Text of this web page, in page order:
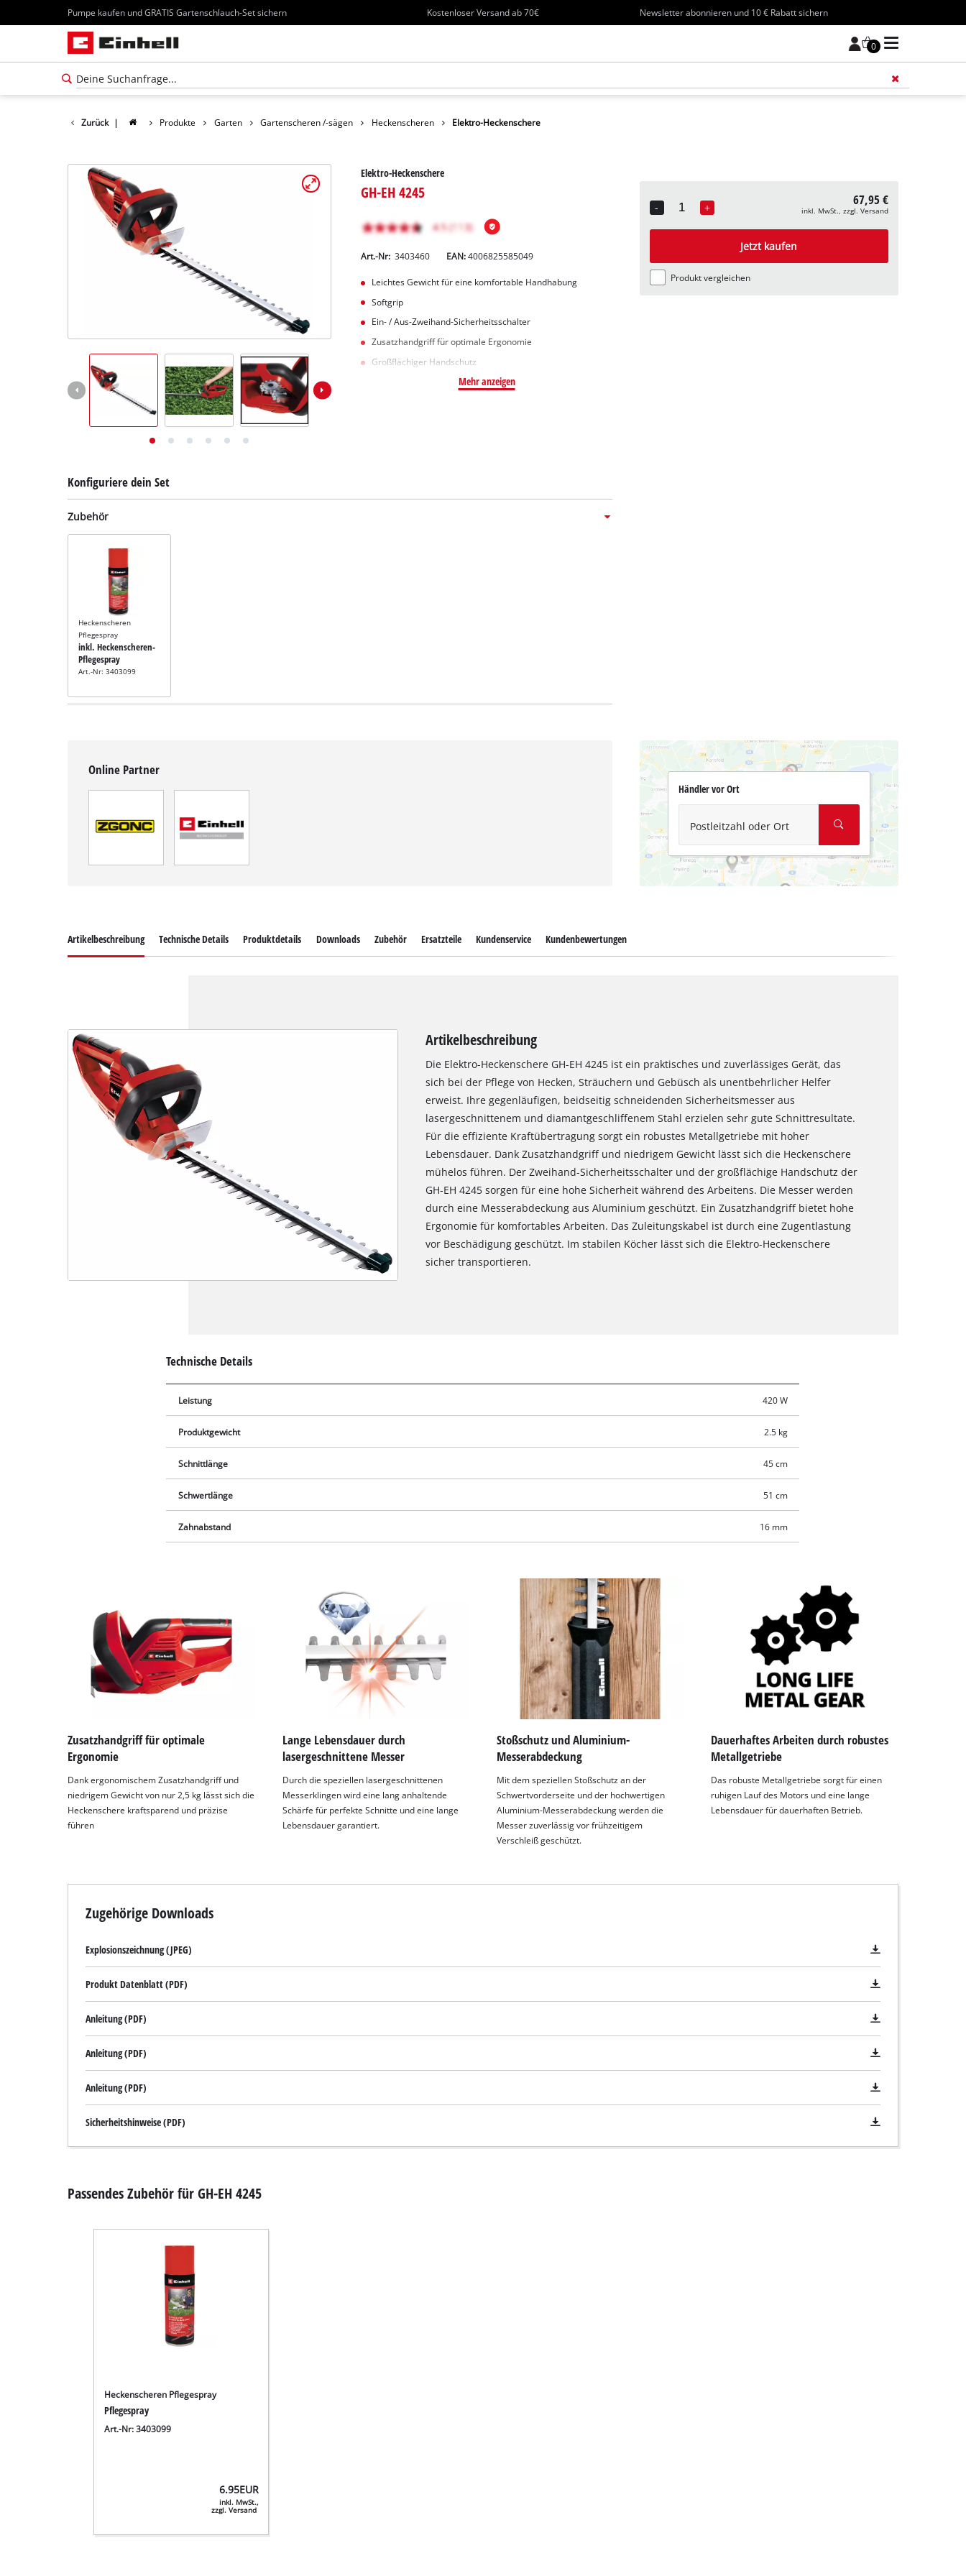
Pumpe kaufen und GRATIS Gartenschlauch-Set sichern Kostenloser Versand ab 70€ Newsletter abonnieren und 10 € Rabatt sichern
0
Zurück | Produkte Garten Gartenscheren /-sägen Heckenscheren Elektro-Heckenschere
Elektro-Heckenschere
GH-EH 4245
Art.-Nr: 3403460 EAN:4006825585049
Leichtes Gewicht für eine komfortable Handhabung
Softgrip
Ein- / Aus-Zweihand-Sicherheitsschalter
Zusatzhandgriff für optimale Ergonomie
Großflächiger Handschutz
Mehr anzeigen
Konfiguriere dein Set
Zubehör
Heckenscheren
Pflegespray
inkl. Heckenscheren-
Pflegespray
Art.-Nr: 3403099
-
Quantity
+ 67,95 €
inkl. MwSt., zzgl. Versand
Jetzt kaufen
Produkt vergleichen
Online Partner
Händler vor Ort
Postleitzahl oder Ort
Wir benötigen deine Zustimmung, um
This content is not permitted to load due
to trackers that are not disclosed to the
visitor. The website owner needs to setup
the site with their CMP to add this content
to the list of technologies used.
Powered by
Usercentrics Consent
Management Platform
Artikelbeschreibung Technische Details Produktdetails Downloads Zubehör Ersatzteile Kundenservice Kundenbewertungen
Artikelbeschreibung
Die Elektro-Heckenschere GH-EH 4245 ist ein praktisches und zuverlässiges Gerät, das
sich bei der Pflege von Hecken, Sträuchern und Gebüsch als unentbehrlicher Helfer
erweist. Ihre gegenläufigen, beidseitig schneidenden Sicherheitsmesser aus
lasergeschnittenem und diamantgeschliffenem Stahl erzielen sehr gute Schnittresultate.
Für die effiziente Kraftübertragung sorgt ein robustes Metallgetriebe mit hoher
Lebensdauer. Dank Zusatzhandgriff und niedrigem Gewicht lässt sich die Heckenschere
mühelos führen. Der Zweihand-Sicherheitsschalter und der großflächige Handschutz der
GH-EH 4245 sorgen für eine hohe Sicherheit während des Arbeitens. Die Messer werden
durch eine Messerabdeckung aus Aluminium geschützt. Ein Zusatzhandgriff bietet hohe
Ergonomie für komfortables Arbeiten. Das Zuleitungskabel ist durch eine Zugentlastung
vor Beschädigung geschützt. Im stabilen Köcher lässt sich die Elektro-Heckenschere
sicher transportieren.
Technische Details
Leistung 420 W
Produktgewicht 2.5 kg
Schnittlänge 45 cm
Schwertlänge 51 cm
Zahnabstand 16 mm
Zusatzhandgriff für optimale
Ergonomie
Dank ergonomischem Zusatzhandgriff und
niedrigem Gewicht von nur 2,5 kg lässt sich die
Heckenschere kraftsparend und präzise
führen
Lange Lebensdauer durch
lasergeschnittene Messer
Durch die speziellen lasergeschnittenen
Messerklingen wird eine lang anhaltende
Schärfe für perfekte Schnitte und eine lange
Lebensdauer garantiert.
Stoßschutz und Aluminium-
Messerabdeckung
Mit dem speziellen Stoßschutz an der
Schwertvorderseite und der hochwertigen
Aluminium-Messerabdeckung werden die
Messer zuverlässig vor frühzeitigem
Verschleiß geschützt.
Dauerhaftes Arbeiten durch robustes
Metallgetriebe
Das robuste Metallgetriebe sorgt für einen
ruhigen Lauf des Motors und eine lange
Lebensdauer für dauerhaften Betrieb.
Zugehörige Downloads
Explosionszeichnung (JPEG)
Produkt Datenblatt (PDF)
Anleitung (PDF)
Anleitung (PDF)
Anleitung (PDF)
Sicherheitshinweise (PDF)
Passendes Zubehör für GH-EH 4245
Heckenscheren Pflegespray
Pflegespray
Art.-Nr: 3403099
6.95EUR
inkl. MwSt.,
zzgl. Versand